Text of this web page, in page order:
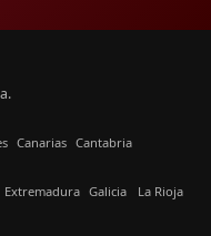
Canarias Cantabria
Extremadura Galicia La Rioja